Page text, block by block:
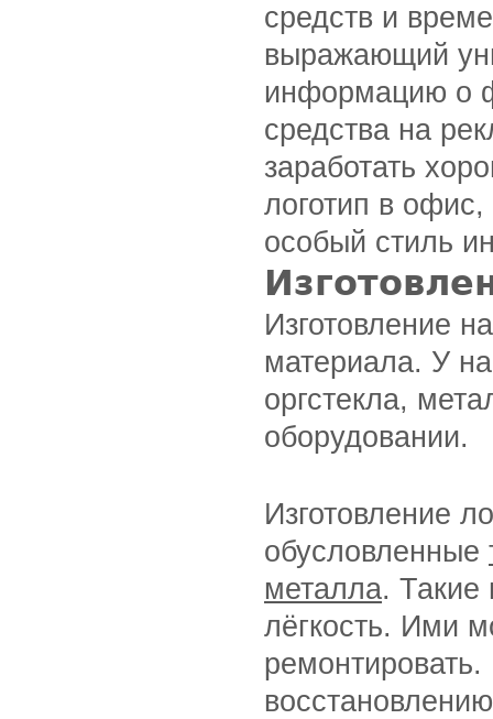
средств и
выражающий
информацию о
средства на
заработать
логотип в
особый стиль
Изготовление
материала. У
оргстекла,
оборудовании.
Изготовление
обусловленные
металла. Такие
лёгкость. Ими